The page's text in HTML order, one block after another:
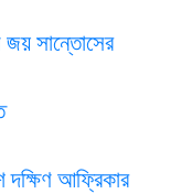
জয় সান্তোসের
দক্ষিণ আফ্রিকার